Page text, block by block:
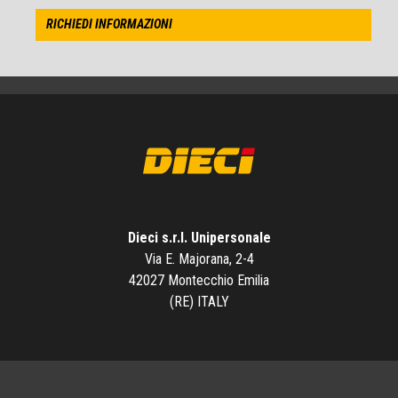
RICHIEDI INFORMAZIONI
Dieci s.r.l. Unipersonale
Via E. Majorana, 2-4
42027 Montecchio Emilia
(RE) ITALY